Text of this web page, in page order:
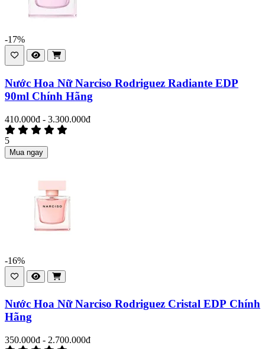
-17%
Nước Hoa Nữ Narciso Rodriguez Radiante EDP
90ml Chính Hãng
410.000đ - 3.300.000đ
5
Mua ngay
-16%
Nước Hoa Nữ Narciso Rodriguez Cristal EDP Chính
Hãng
350.000đ - 2.700.000đ